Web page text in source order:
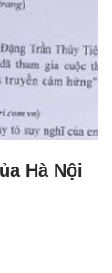
Hà Nội